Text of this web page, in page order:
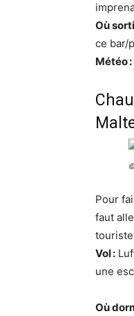
Où
ce bar/
Météo :
Pour
faut
Vol :
une
Où